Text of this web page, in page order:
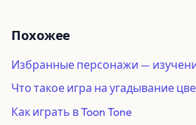
Похожее
Избранные персонажи —
Что такое игра на угадывание
Как играть в Toon Tone